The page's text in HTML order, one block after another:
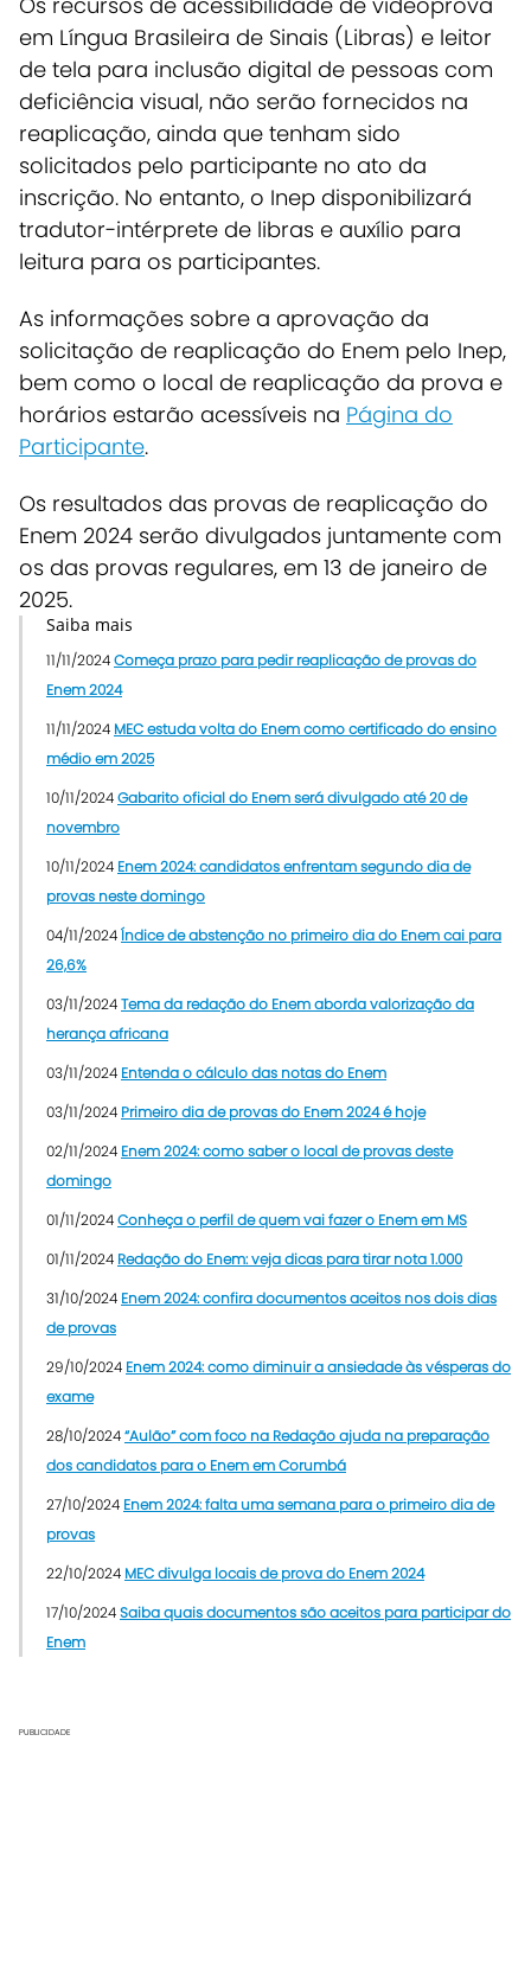
em Língua Brasileira de Sinais (Libras) e leitor
de tela para inclusão digital de pessoas com
deficiência visual, não serão fornecidos na
reaplicação, ainda que tenham sido
solicitados pelo participante no ato da
inscrição. No entanto, o Inep disponibilizará
tradutor-intérprete de libras e auxílio para
leitura para os participantes.
As informações sobre a aprovação da
solicitação de reaplicação do Enem pelo Inep,
bem como o local de reaplicação da prova e
horários estarão acessíveis na Página do
Participante.
Os resultados das provas de reaplicação do
Enem 2024 serão divulgados juntamente com
os das provas regulares, em 13 de janeiro de
2025.
Saiba mais
11/11/2024Começa prazo para pedir reaplicação de provas do
Enem 2024
11/11/2024 MEC estuda volta do Enem como certificado do ensino
médio em 2025
10/11/2024Gabarito oficial do Enem será divulgado até 20 de
novembro
10/11/2024 Enem 2024: candidatos enfrentam segundo dia de
provas neste domingo
04/11/2024Índice de abstenção no primeiro dia do Enem cai para
26,6%
03/11/2024Tema da redação do Enem aborda valorização da
herança africana
03/11/2024 Entenda o cálculo das notas do Enem
03/11/2024 Primeiro dia de provas do Enem 2024 é hoje
02/11/2024 Enem 2024: como saber o local de provas deste
domingo
01/11/2024Conheça o perfil de quem vai fazer o Enem em MS
01/11/2024 Redação do Enem: veja dicas para tirar nota 1.000
31/10/2024 Enem 2024: confira documentos aceitos nos dois dias
de provas
29/10/2024 Enem 2024: como diminuir a ansiedade às vésperas do
exame
28/10/2024“Aulão” com foco na Redação ajuda na preparação
dos candidatos para o Enem em Corumbá
27/10/2024 Enem 2024: falta uma semana para o primeiro dia de
provas
22/10/2024 MEC divulga locais de prova do Enem 2024
17/10/2024Saiba quais documentos são aceitos para participar do
Enem
PUBLICIDADE